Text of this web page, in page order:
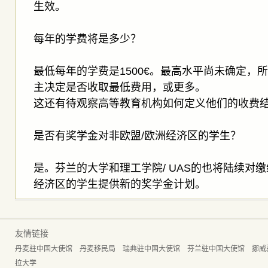
生效。
每年的学费将是多少？
最低每年的学费是1500€。最高水平尚未确定，
主决定是否收取最低费用，或更多。
这还有待观察高等教育机构如何定义他们的收费
是否有奖学金对非欧盟/欧洲经济区的学生？
是。芬兰的大学和理工学院/ UAS的也将陆续对
经济区的学生提供新的奖学金计划。
友情链接
丹麦驻中国大使馆 丹麦移民局 瑞典驻中国大使馆 芬兰驻中国大使馆
挪威
拉大学